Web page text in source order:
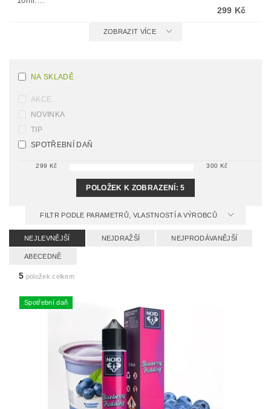
299 Kč
ZOBRAZIT VÍCE
NA SKLADĚ
AKCE
NOVINKA
TIP
SPOTŘEBNÍ DAŇ
299 Kč 300 Kč
POLOŽEK K ZOBRAZENÍ:5
FILTR PODLE PARAMETRŮ, VLASTNOSTÍ A VÝROBCŮ
NEJLEVNĚJŠÍ NEJDRAŽŠÍ NEJPRODÁVANĚJŠÍ
ABECEDNĚ
5 položek celkem
Spotřební daň